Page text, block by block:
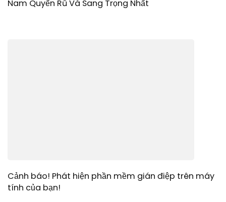
Nam Quyến Rũ Và Sang Trọng Nhất
Cảnh báo! Phát hiện phần mềm gián điệp trên máy
tính của bạn!